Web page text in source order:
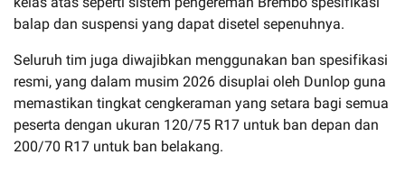
balap dan suspensi yang dapat disetel sepenuhnya.
Seluruh tim juga diwajibkan menggunakan ban spesifikasi
resmi, yang dalam musim 2026 disuplai oleh Dunlop guna
memastikan tingkat cengkeraman yang setara bagi semua
peserta dengan ukuran 120/75 R17 untuk ban depan dan
200/70 R17 untuk ban belakang.